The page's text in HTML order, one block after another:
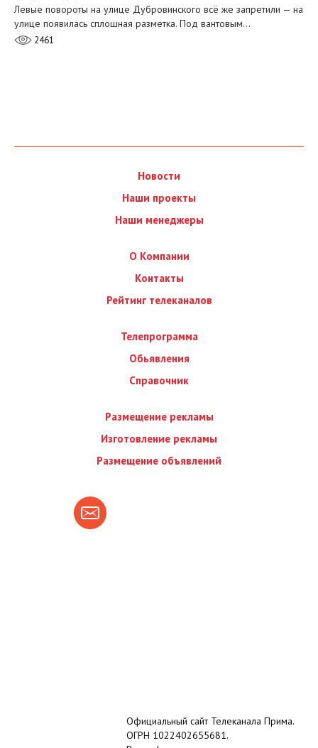
Левые повороты на улице Дубровинского всё же запретили — на
улице появилась сплошная разметка. Под вантовым…
2461
Новости
Наши проекты
Наши менеджеры
О Компании
Контакты
Рейтинг телеканалов
Телепрограмма
Обьявления
Справочник
Размещение рекламы
Изготовление рекламы
Размещение объявлений
Официальный сайт Телеканала Прима.
ОГРН 1022402655681.